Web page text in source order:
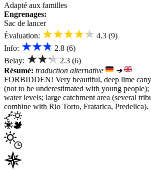
Adapté aux familles
Engrenages:
Sac de lancer
Évaluation: ★★★★★ 4.3 (9)
Info: ★★★ 2.8 (6)
Belay: ★★★ 2.3 (6)
Résumé: traduction alternative
➜
FORBIDDEN! Very beautiful, deep lime
(not to be underestimated with young people);
water levels; large catchment area (several
combine with Rio Torto, Fratarica, Predelica).